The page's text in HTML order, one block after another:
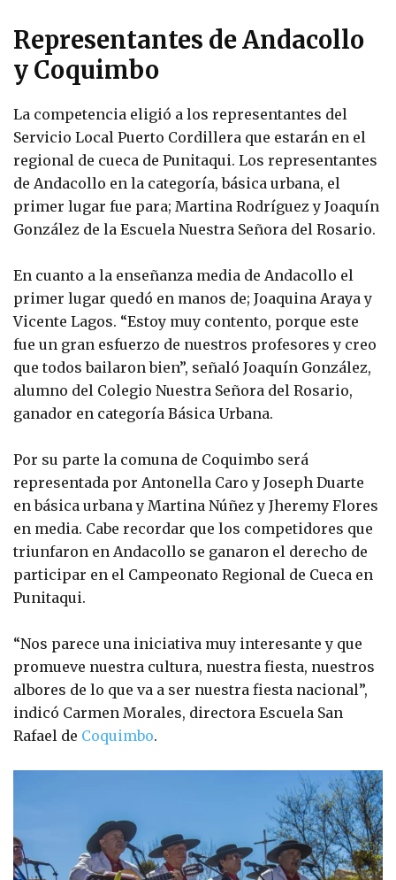
Representantes de Andacollo
y Coquimbo
La competencia eligió a los representantes del
Servicio Local Puerto Cordillera que estarán en el
regional de cueca de Punitaqui. Los representantes
de Andacollo en la categoría, básica urbana, el
primer lugar fue para; Martina Rodríguez y Joaquín
González de la Escuela Nuestra Señora del Rosario.
En cuanto a la enseñanza media de Andacollo el
primer lugar quedó en manos de; Joaquina Araya y
Vicente Lagos. “Estoy muy contento, porque este
fue un gran esfuerzo de nuestros profesores y creo
que todos bailaron bien”, señaló Joaquín González,
alumno del Colegio Nuestra Señora del Rosario,
ganador en categoría Básica Urbana.
Por su parte la comuna de Coquimbo será
representada por Antonella Caro y Joseph Duarte
en básica urbana y Martina Núñez y Jheremy Flores
en media. Cabe recordar que los competidores que
triunfaron en Andacollo se ganaron el derecho de
participar en el Campeonato Regional de Cueca en
Punitaqui.
“Nos parece una iniciativa muy interesante y que
promueve nuestra cultura, nuestra fiesta, nuestros
albores de lo que va a ser nuestra fiesta nacional”,
indicó Carmen Morales, directora Escuela San
Rafael de Coquimbo.